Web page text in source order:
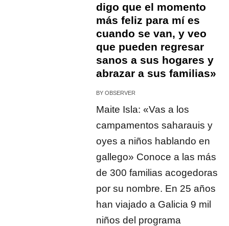
digo que el momento
más feliz para mí es
cuando se van, y veo
que pueden regresar
sanos a sus hogares y
abrazar a sus familias»
BYOBSERVER
Maite Isla: «Vas a los
campamentos saharauis y
oyes a niños hablando en
gallego» Conoce a las más
de 300 familias acogedoras
por su nombre. En 25 años
han viajado a Galicia 9 mil
niños del programa